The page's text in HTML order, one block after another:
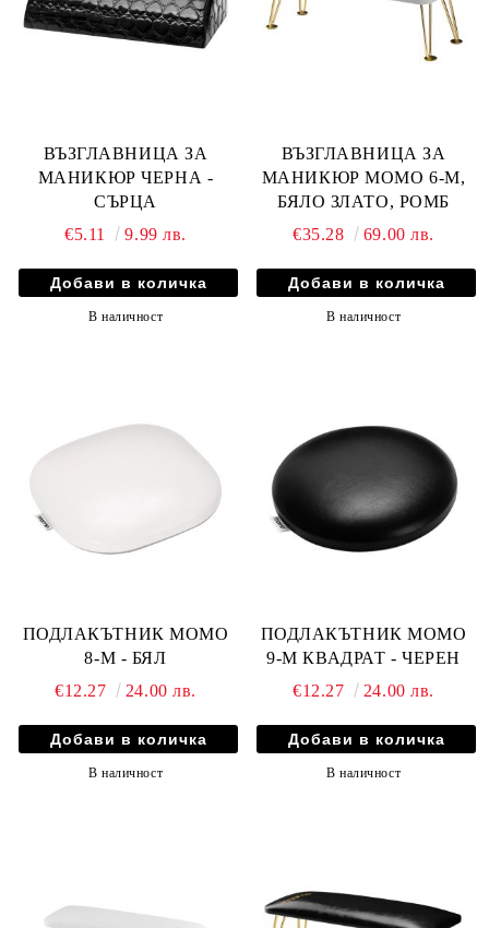
ВЪЗГЛАВНИЦА ЗА
МАНИКЮР ЧЕРНА -
СЪРЦА
€5.11
9.99 лв.
В наличност
ВЪЗГЛАВНИЦА ЗА
МАНИКЮР MOMO 6-M,
БЯЛО ЗЛАТО, РОМБ
€35.28
69.00 лв.
В наличност
ПОДЛАКЪТНИК MOMO
8-M - БЯЛ
€12.27
24.00 лв.
В наличност
ПОДЛАКЪТНИК MOMO
9-M КВАДРАТ - ЧЕРЕН
€12.27
24.00 лв.
В наличност